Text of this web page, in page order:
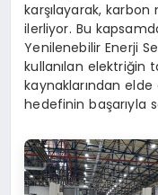
karşılayarak,
ilerliyor. Bu
Yenilenebilir Enerji
kullanılan elektriğin
kaynaklarından elde
hedefinin başarıyla